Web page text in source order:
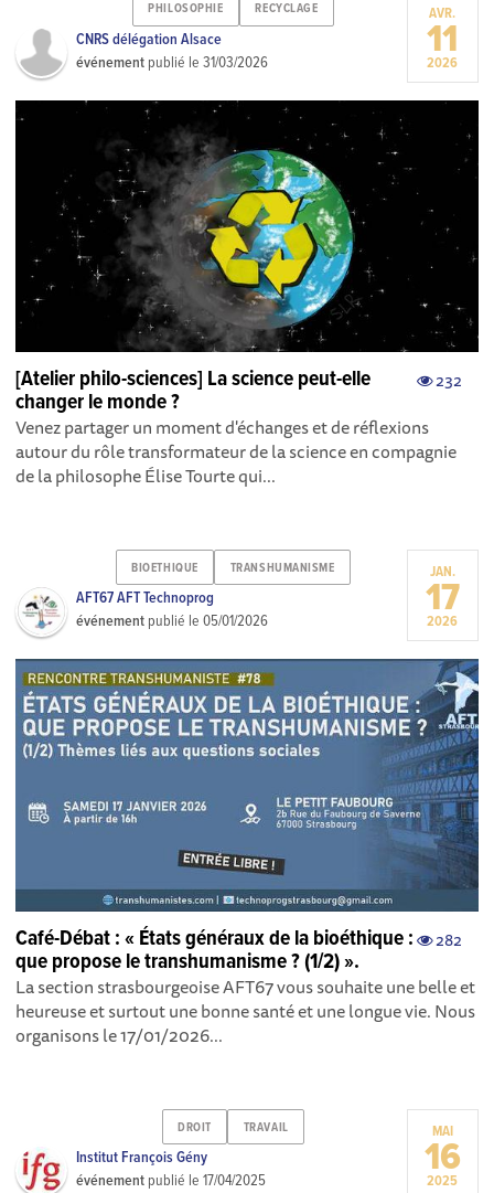
PHILOSOPHIE RECYCLAGE
CNRS délégation Alsace
événement publié le31/03/2026
AVR.
11
2026
232
[Atelier philo-sciences] La science peut-elle
changer le monde ?
Venez partager un moment d'échanges et de réflexions
autour du rôle transformateur de la science en compagnie
de la philosophe Élise Tourte qui...
BIOETHIQUE TRANSHUMANISME
AFT67 AFT Technoprog
événement publié le05/01/2026
JAN.
17
2026
282
Café-Débat : « États généraux de la bioéthique :
que propose le transhumanisme ? (1/2) ».
La section strasbourgeoise AFT67 vous souhaite une belle et
heureuse et surtout une bonne santé et une longue vie. ​Nous
organisons le 17/01/2026...
DROIT TRAVAIL
Institut François Gény
événement publié le17/04/2025
MAI
16
2025